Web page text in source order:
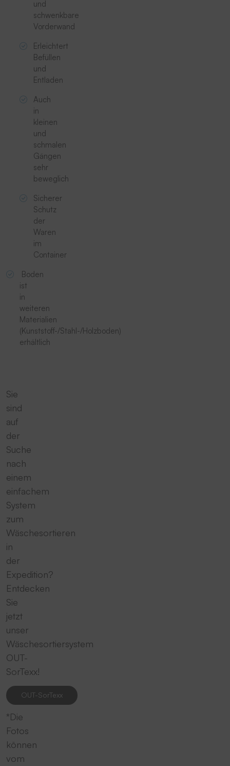
und
schwenkbare
Vorderwand
Erleichtert
Befüllen
und
Entladen
Auch
in
kleinen
und
schmalen
Gängen
sehr
beweglich
Sicherer
Schutz
der
Waren
im
Container
Boden
ist
in
weiteren
Materialien
(Kunststoff-/Stahl-/Holzboden)
erhältlich
Sie
sind
auf
der
Suche
nach
einem
einfachem
System
zum
Wäschesortieren
in
der
Expedition?
Entdecken
Sie
jetzt
unser
Wäschesortiersystem
OUT-
SorTexx!
OUT-SorTexx
*Die
Fotos
können
vom